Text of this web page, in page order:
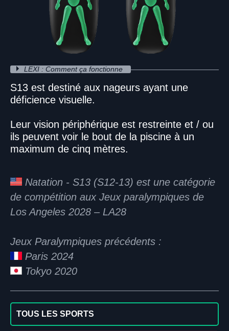
LEXI : Comment ça fonctionne
S13 est destiné aux nageurs ayant une
déficience visuelle.
Leur vision périphérique est restreinte et / ou
ils peuvent voir le bout de la piscine à un
maximum de cinq mètres.
Natation - S13 (S12-13) est une catégorie
de compétition aux Jeux paralympiques de
Los Angeles 2028 – LA28
Jeux Paralympiques précédents :
Paris 2024
Tokyo 2020
TOUS LES SPORTS